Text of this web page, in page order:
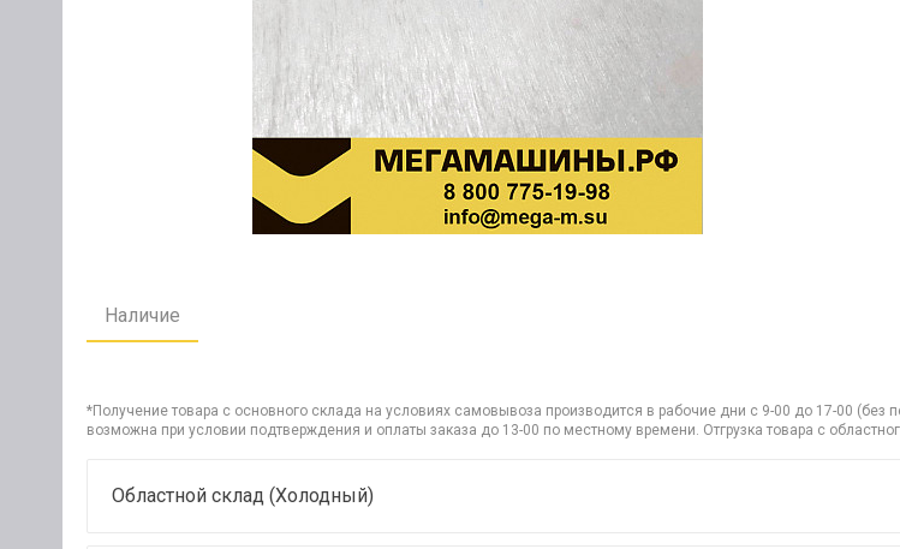
Наличие
*Получение товара с основного склада на условиях самовывоза производится в рабочие дни с 9-00 до 17-00
возможна при условии подтверждения и оплаты заказа до 13-00 по местному времени. Отгрузка товара с
Областной склад (Холодный)